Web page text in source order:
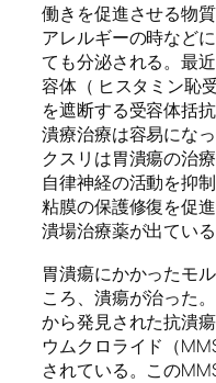
働きを促進させる物
アレルギーの時など
ても分泌される。最
容体（ ヒスタミン恥
を遮断する受容体括
潰療治療は容易にな
クスリは胃潰瘍の治
自律神経の活動を抑
粘膜の保護修復を促
潰場治療薬が出ている
胃潰瘍にかかったモ
ころ、潰瘍が治った
から発見された抗潰
ウムクロライド（
されている。この